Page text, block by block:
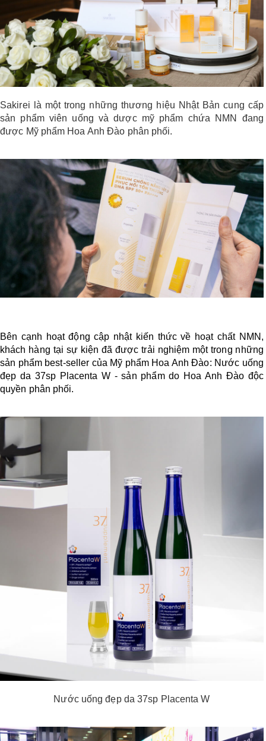
Sakirei là một trong những thương hiệu Nhật Bản cung cấp
sản phẩm viên uống và dược mỹ phẩm chứa NMN đang
được Mỹ phẩm Hoa Anh Đào phân phối.
Bên cạnh hoạt động cập nhật kiến thức về hoạt chất NMN,
khách hàng tại sự kiện đã được trải nghiệm một trong những
sản phẩm best-seller của Mỹ phẩm Hoa Anh Đào: Nước uống
đẹp da 37sp Placenta W - sản phẩm do Hoa Anh Đào độc
quyền phân phối.
Nước uống đẹp da 37sp Placenta W